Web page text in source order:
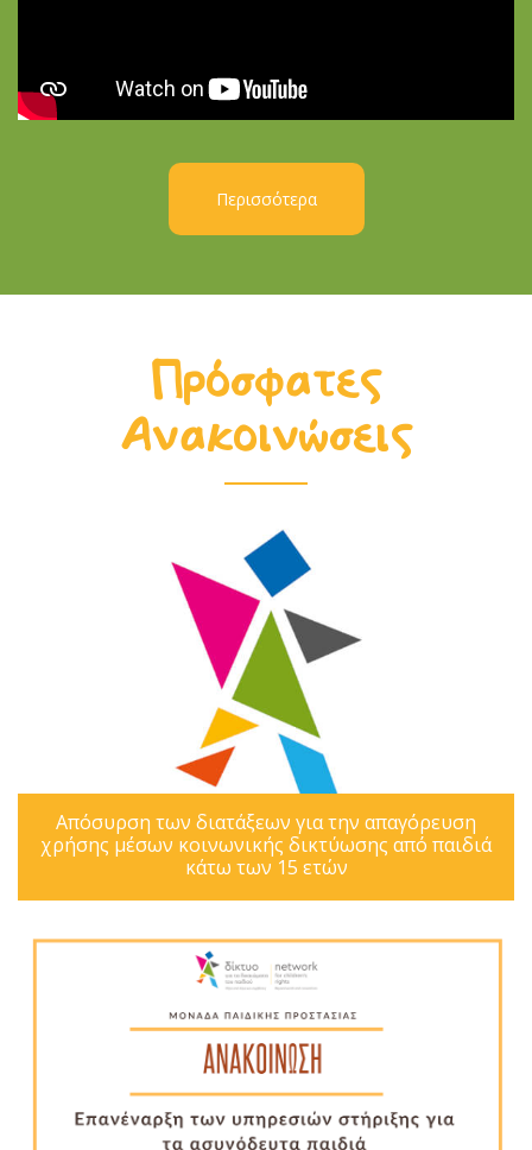
Περισσότερα
Πρόσφατες
Ανακοινώσεις
Απόσυρση των διατάξεων για την απαγόρευση
χρήσης μέσων κοινωνικής δικτύωσης από παιδιά
κάτω των 15 ετών